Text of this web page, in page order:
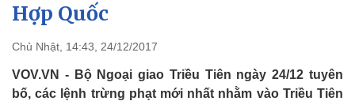
Quốc hội
Nhận diện sự thật
Hợp Quốc
Chủ Nhật, 14:43, 24/12/2017
VOV.VN - Bộ Ngoại giao Triều Tiên ngày 24/12 tuyên
bố, các lệnh trừng phạt mới nhất nhằm vào Triều Tiên